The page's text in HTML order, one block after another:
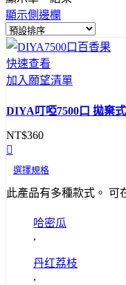
顯示側邊欄
快速查看
加入願望清單
DIYA叮啞7500口 拋棄
NT$360
選擇規格
此產品有多種款式。 可
哈密瓜
,
丹红荔枝
,